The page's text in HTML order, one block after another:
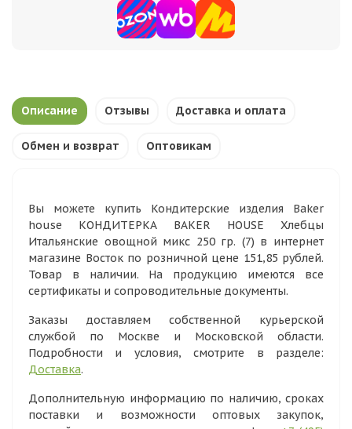
Описание Отзывы Доставка и оплата
Обмен и возврат Оптовикам
Вы можете купить Кондитерские изделия Baker
house КОНДИТЕРКА BAKER HOUSE Хлебцы
Итальянские овощной микс 250 гр. (7) в интернет
магазине Восток по розничной цене 151,85 рублей.
Товар в наличии. На продукцию имеются все
сертификаты и сопроводительные документы.
Заказы доставляем собственной курьерской
службой по Москве и Московской области.
Подробности и условия, смотрите в разделе:
Доставка.
Дополнительную информацию по наличию, сроках
поставки и возможности оптовых закупок,